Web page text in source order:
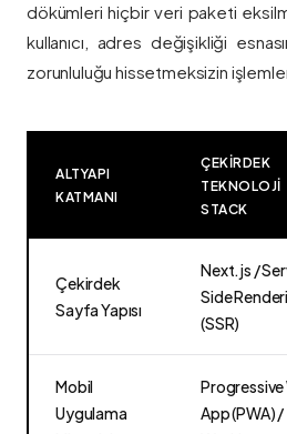
dökümleri hiçbir veri paketi
kullanıcı, adres değişikliği
zorunluluğu hissetmeksizin
ALTYAPI
KATMANI
ÇEKIRDEK
TEKNOLOJI
STACK
Çekirdek
Sayfa Yapısı
Next.js /
Side
(SSR)
Mobil
Uygulama
Progressive
App (PWA) /